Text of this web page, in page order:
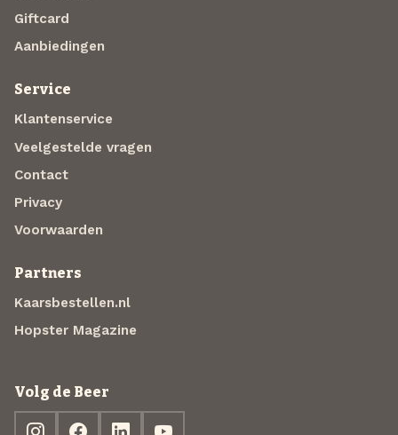
Giftcard
Aanbiedingen
Service
Klantenservice
Veelgestelde vragen
Contact
Privacy
Voorwaarden
Partners
Kaarsbestellen.nl
Hopster Magazine
Volg de Beer